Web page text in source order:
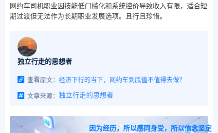
网约车司机职业因技能低门槛化和系统控价导致收入有限，适合短
期过渡但无法作为长期职业发展选项。且行且珍惜。
独立行走的思想者
查看原文： 经济下行的当下，网约车到底值不值得去做？
文章来源： 独立行走的思想者
因为经历，所以感同身受，所以信念坚定